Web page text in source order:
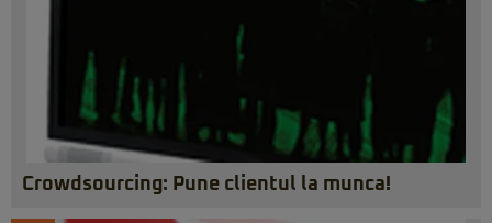
Crowdsourcing: Pune clientul la munca!